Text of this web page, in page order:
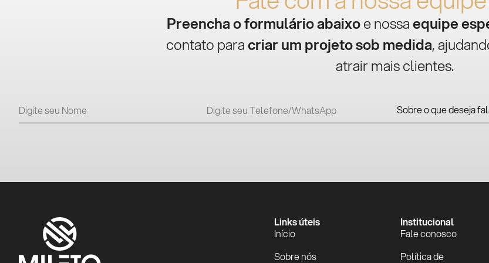
Preencha o formulário abaixoe nossaequipe
contato paracriar um projeto sob medida,
atrair mais clientes.
Links úteis
Início
Sobre nós
Institucional
Fale conosco
Política de